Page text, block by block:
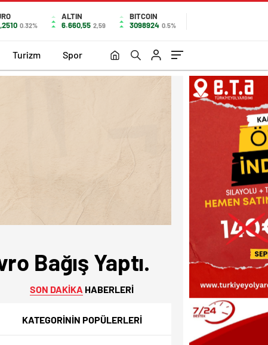
0.32%
ALTIN
6.660,55 2,59
BITCOIN
3098924 0.5%
Turizm Spor
Bağış Yaptı.
SON DAKİKA HABERLERİ
KATEGORİNİN POPÜLERLERİ